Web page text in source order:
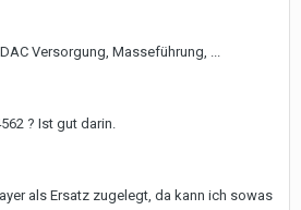
Versorgung, Masseführung, ...
? Ist gut darin.
als Ersatz zugelegt, da kann ich sowas